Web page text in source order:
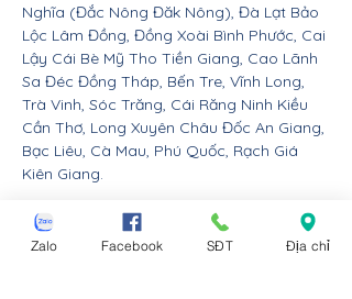
Nghĩa (Đắc Nông Đăk Nông), Đà Lạt Bảo
Lộc Lâm Đồng, Đồng Xoài Bình Phước, Cai
Lậy Cái Bè Mỹ Tho Tiền Giang, Cao Lãnh
Sa Đéc Đồng Tháp, Bến Tre, Vĩnh Long,
Trà Vinh, Sóc Trăng, Cái Răng Ninh Kiều
Cần Thơ, Long Xuyên Châu Đốc An Giang,
Bạc Liêu, Cà Mau, Phú Quốc, Rạch Giá
Kiên Giang.
Nội thất Linco giao hàng cho các huyện,
thị xã tx, tp thành phố tỉnh thành từ Đà
Zalo Facebook SĐT Địa chỉ